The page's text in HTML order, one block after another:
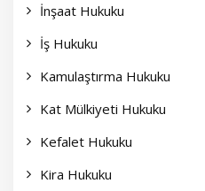
İnşaat Hukuku
İş Hukuku
Kamulaştırma Hukuku
Kat Mülkiyeti Hukuku
Kefalet Hukuku
Kira Hukuku